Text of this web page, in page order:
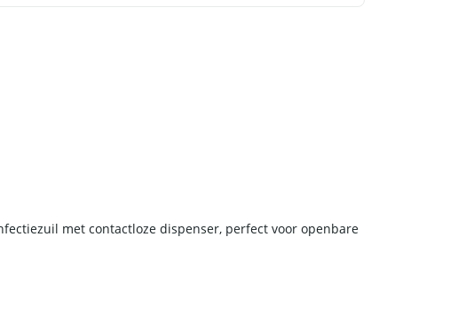
met contactloze dispenser, perfect voor openbare